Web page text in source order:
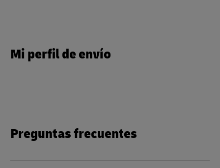
Mi perfil de envío
Preguntas frecuentes